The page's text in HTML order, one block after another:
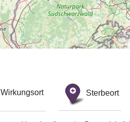
Wirkungsort Sterbeort